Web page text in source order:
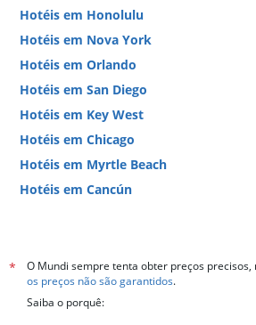
Hotéis em Honolulu
Hotéis em Nova York
Hotéis em Orlando
Hotéis em San Diego
Hotéis em Key West
Hotéis em Chicago
Hotéis em Myrtle Beach
Hotéis em Cancún
*
O Mundi sempre tenta obter preços precisos,
os preços não são garantidos.
Saiba o porquê: